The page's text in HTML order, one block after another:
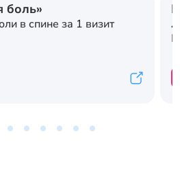
боль»
в спине за 1 визит